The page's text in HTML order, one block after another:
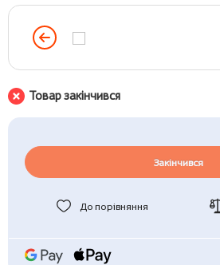
Товар закінчився
Закінчився
До порівняння